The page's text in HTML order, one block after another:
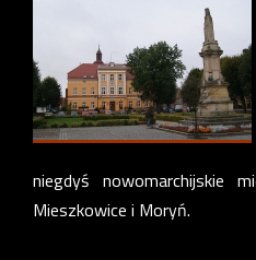
niegdyś nowomarchijskie
Mieszkowice i Moryń.